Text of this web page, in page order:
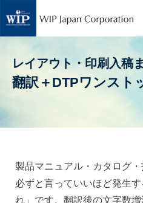
翻訳＋DTPワンスト
レイアウト・印刷入稿
製品マニュアル・カタログ
必ずと言っていいほど発生
れ」です。翻訳後の文字数